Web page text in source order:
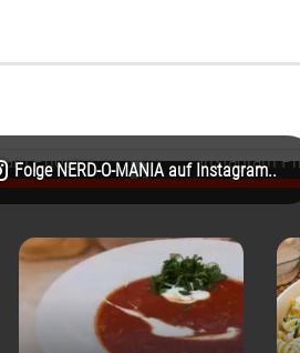
Folge NERD-O-MANIA auf Instagram..